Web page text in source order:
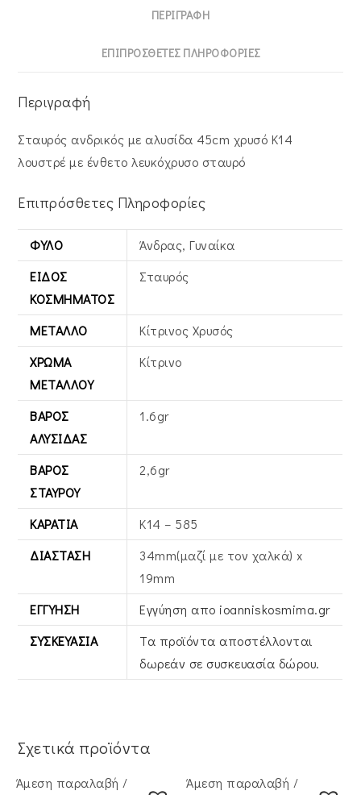
ΠΕΡΙΓΡΑΦΉ
ΕΠΙΠΡΌΣΘΕΤΕΣ ΠΛΗΡΟΦΟΡΊΕΣ
Περιγραφή
Σταυρός ανδρικός με αλυσίδα 45cm χρυσό Κ14
λουστρέ με ένθετο λευκόχρυσο σταυρό
Επιπρόσθετες Πληροφορίες
ΦΎΛΟ
Άνδρας, Γυναίκα
ΕΊΔΟΣ
ΚΟΣΜΉΜΑΤΟΣ
Σταυρός
ΜΈΤΑΛΛΟ
Κίτρινος Xρυσός
ΧΡΏΜΑ
ΜΕΤΆΛΛΟΥ
Κίτρινο
ΒΆΡΟΣ
ΑΛΥΣΊΔΑΣ
1.6gr
ΒΆΡΟΣ
ΣΤΑΥΡΟΎ
2,6gr
ΚΑΡΆΤΙΑ
Κ14 – 585
ΔΙΆΣΤΑΣΗ
34mm(μαζί με τον χαλκά) x
19mm
ΕΓΓΎΗΣΗ
Εγγύηση απο ioanniskosmima.gr
ΣΥΣΚΕΥΑΣΊΑ
Τα προϊόντα αποστέλλονται
δωρεάν σε συσκευασία δώρου.
Σχετικά προϊόντα
Άμεση παραλαβή / Άμεση παραλαβή /